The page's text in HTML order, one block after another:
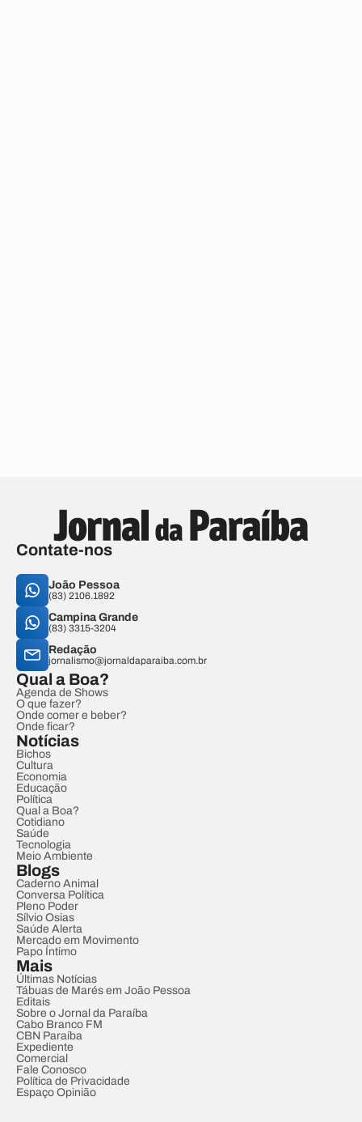
Contate-nos
João Pessoa
(83) 2106.1892
Campina Grande
(83) 3315-3204
Redação
jornalismo@jornaldaparaiba.com.br
Qual a Boa?
Agenda de Shows
O que fazer?
Onde comer e beber?
Onde ficar?
Notícias
Bichos
Cultura
Economia
Educação
Política
Qual a Boa?
Cotidiano
Saúde
Tecnologia
Meio Ambiente
Blogs
Caderno Animal
Conversa Política
Pleno Poder
Sílvio Osias
Saúde Alerta
Mercado em Movimento
Papo Íntimo
Mais
Últimas Notícias
Tábuas de Marés em João Pessoa
Editais
Sobre o Jornal da Paraíba
Cabo Branco FM
CBN Paraíba
Expediente
Comercial
Fale Conosco
Política de Privacidade
Espaço Opinião